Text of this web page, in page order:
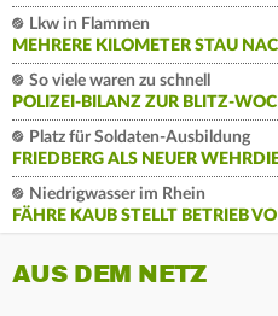
Lkw in Flammen
MEHRERE KILOMETER STAU
So viele waren zu schnell
POLIZEI-BILANZ ZUR BLITZ-
Platz für Soldaten-Ausbildung
FRIEDBERG ALS NEUER
Niedrigwasser im Rhein
FÄHRE KAUB STELLT BETRIEB
AUS DEM NETZ